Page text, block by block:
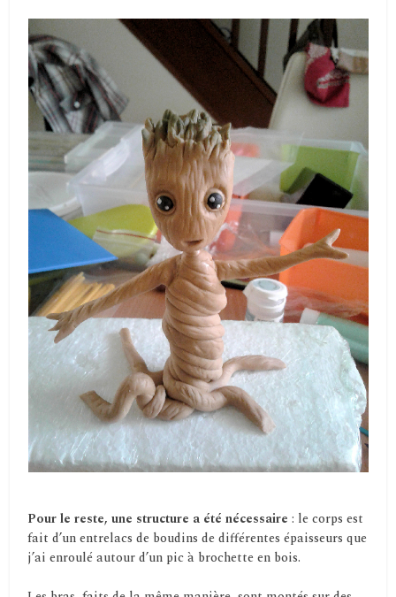
Pour le reste, une structure a été nécessaire : le corps est
fait d’un entrelacs de boudins de différentes épaisseurs que
j’ai enroulé autour d’un pic à brochette en bois.